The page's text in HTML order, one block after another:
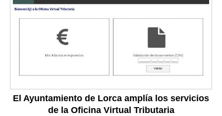
El Ayuntamiento de Lorca amplía los servicios
de la Oficina Virtual Tributaria